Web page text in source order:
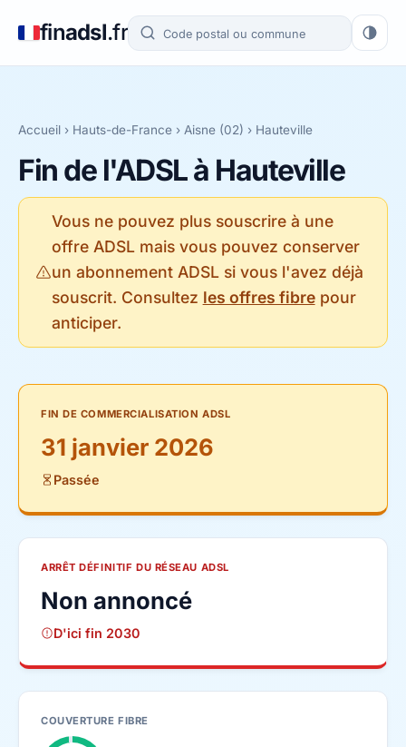
finadsl.fr
Accueil › Hauts-de-France › Aisne (02) › Hauteville
Fin de l'ADSL à Hauteville
Vous ne pouvez plus souscrire à une
offre ADSL mais vous pouvez conserver
un abonnement ADSL si vous l'avez déjà
souscrit. Consultez les offres fibrepour
anticiper.
FIN DE COMMERCIALISATION ADSL
31 janvier 2026
Passée
ARRÊT DÉFINITIF DU RÉSEAU ADSL
Non annoncé
D'ici fin 2030
COUVERTURE FIBRE